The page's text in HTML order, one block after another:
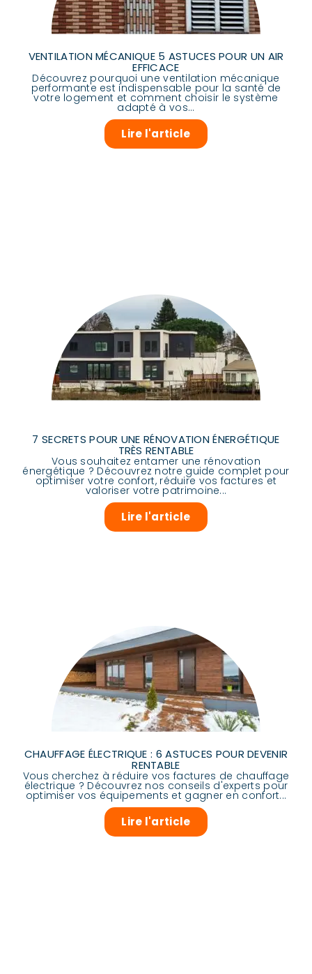
VENTILATION MÉCANIQUE 5 ASTUCES POUR UN AIR
EFFICACE
Découvrez pourquoi une ventilation mécanique
performante est indispensable pour la santé de
votre logement et comment choisir le système
adapté à vos...
Lire l'article
7 SECRETS POUR UNE RÉNOVATION ÉNERGÉTIQUE
TRÈS RENTABLE
Vous souhaitez entamer une rénovation
énergétique ? Découvrez notre guide complet pour
optimiser votre confort, réduire vos factures et
valoriser votre patrimoine...
Lire l'article
CHAUFFAGE ÉLECTRIQUE : 6 ASTUCES POUR DEVENIR
RENTABLE
Vous cherchez à réduire vos factures de chauffage
électrique ? Découvrez nos conseils d'experts pour
optimiser vos équipements et gagner en confort...
Lire l'article